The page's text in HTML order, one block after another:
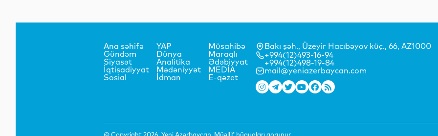
Ana səhifə
Gündəm
Siyasət
İqtisadiyyat
Sosial
YAP
Dünya
Analitika
Mədəniyyət
İdman
Müsahibə
Maraqlı
Ədəbiyyat
MEDİA
E-qəzet
Bakı şəh., Üzeyir Hacıbəyov küç., 66, AZ1000
+994(12)493-16-94
+994(12)498-19-84
mail@yeniazerbaycan.com
© Copyright 2026. Yeni Azərbaycan. Müəllif hüquqları qorunur.